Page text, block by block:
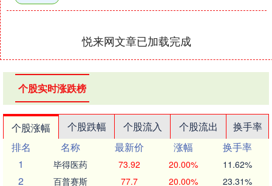
悦来网文章已加载完成
个股实时涨跌榜
个股涨幅 个股跌幅 个股流入 个股流出
换手率
排名
名称 最新价 涨幅
换手率
1
毕得医药 73.92 20.00% 11.62%
2 百普赛斯 77.7 20.00% 23.31%